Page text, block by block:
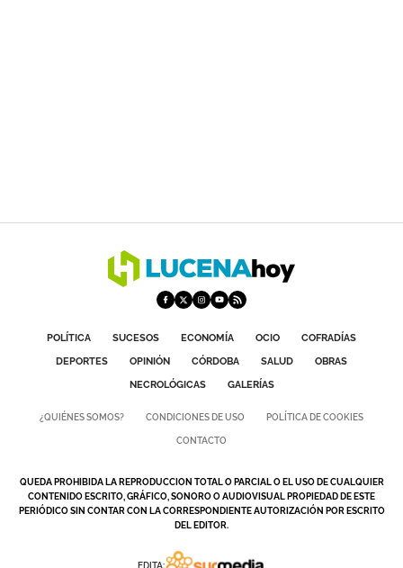
POLÍTICA SUCESOS ECONOMÍA OCIO
COFRADÍAS
DEPORTES
OPINIÓN CÓRDOBA SALUD
OBRAS
NECROLÓGICAS
GALERÍAS
¿QUIÉNES SOMOS? CONDICIONES DE USO POLÍTICA DE COOKIES
CONTACTO
QUEDA PROHIBIDA LA REPRODUCCION TOTAL O PARCIAL O EL USO DE CUALQUIER
CONTENIDO ESCRITO, GRÁFICO, SONORO O AUDIOVISUAL PROPIEDAD DE ESTE
PERIÓDICO SIN CONTAR CON LA CORRESPONDIENTE AUTORIZACIÓN POR ESCRITO
DEL EDITOR.
EDITA: